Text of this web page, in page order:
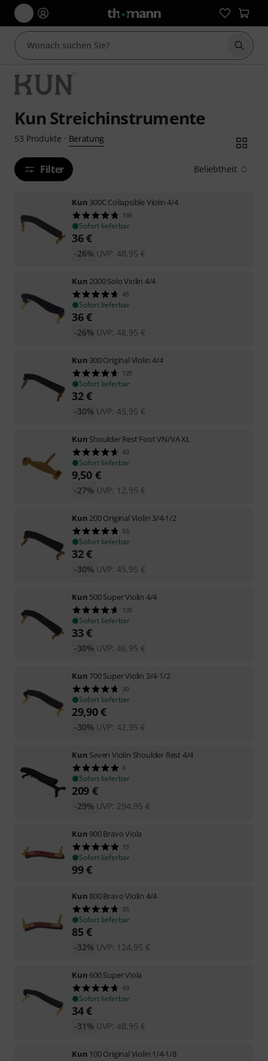
Suche
Kun Streichinstrumente
53 Produkte · Beratung
Filter Beliebtheit
Kun 300C Collapsible Violin 4/4
195
Sofort lieferbar
36€
UVP: 48,95 €
-26%
Kun 2000 Solo Violin 4/4
45
Sofort lieferbar
36€
UVP: 48,95 €
-26%
Kun 300 Original Violin 4/4
129
Sofort lieferbar
32€
UVP: 45,95 €
-30%
Kun Shoulder Rest Foot VN/VA XL
43
Sofort lieferbar
9,50 €
UVP: 12,95 €
-27%
Kun 200 Original Violin 3/4-1/2
55
Sofort lieferbar
32€
UVP: 45,95 €
-30%
Kun 500 Super Violin 4/4
135
Sofort lieferbar
33€
UVP: 46,95 €
-30%
Kun700 Super Violin 3/4-1/2
30
Sofort lieferbar
29,90€
UVP: 42,95 €
-30%
Kun Seven Violin Shoulder Rest 4/4
4
Sofort lieferbar
209 €
UVP: 294,95 €
-29%
Kun 900 Bravo Viola
15
Sofort lieferbar
99€
Kun 800 Bravo Violin 4/4
35
Sofort lieferbar
85€
UVP: 124,95 €
-32%
Kun 600 Super Viola
49
Sofort lieferbar
34€
UVP: 48,95 €
-31%
Kun 100 Original Violin 1/4-1/8